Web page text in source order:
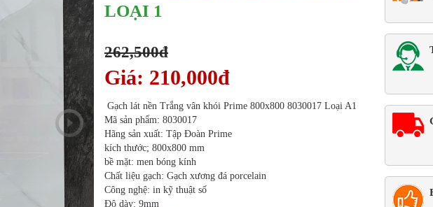
LOẠI 1
262,500đ
Giá: 210,000đ
Gạch lát nền Trắng vân khói Prime 800x800 8030017 Loại A1
Mã sản phẩm: 8030017
Hãng sản xuất: Tập Đoàn Prime
kích thước; 800x800 mm
bề mặt: men bóng kính
Chất liệu gạch: Gạch xương đá porcelain
Công nghệ: in kỹ thuật số
Độ dày: 9mm